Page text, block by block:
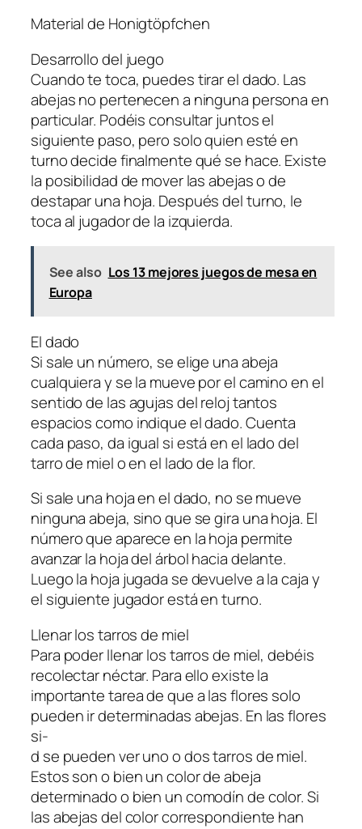
Material de Honigtöpfchen
Desarrollo del juego
Cuando te toca, puedes tirar el dado. Las
abejas no pertenecen a ninguna persona en
particular. Podéis consultar juntos el
siguiente paso, pero solo quien esté en
turno decide finalmente qué se hace. Existe
la posibilidad de mover las abejas o de
destapar una hoja. Después del turno, le
toca al jugador de la izquierda.
See also Los 13 mejores juegos de mesa en
Europa
El dado
Si sale un número, se elige una abeja
cualquiera y se la mueve por el camino en el
sentido de las agujas del reloj tantos
espacios como indique el dado. Cuenta
cada paso, da igual si está en el lado del
tarro de miel o en el lado de la flor.
Si sale una hoja en el dado, no se mueve
ninguna abeja, sino que se gira una hoja. El
número que aparece en la hoja permite
avanzar la hoja del árbol hacia delante.
Luego la hoja jugada se devuelve a la caja y
el siguiente jugador está en turno.
Llenar los tarros de miel
Para poder llenar los tarros de miel, debéis
recolectar néctar. Para ello existe la
importante tarea de que a las flores solo
pueden ir determinadas abejas. En las flores
si-
d se pueden ver uno o dos tarros de miel.
Estos son o bien un color de abeja
determinado o bien un comodín de color. Si
las abejas del color correspondiente han